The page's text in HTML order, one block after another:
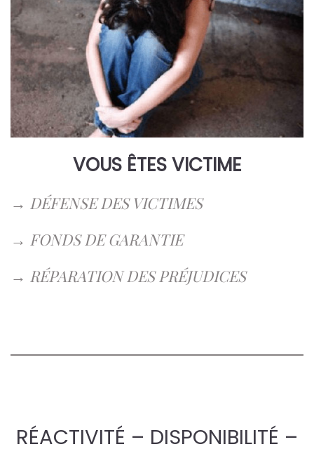
VOUS ÊTES VICTIME
→ DÉFENSE DES VICTIMES
→ FONDS DE GARANTIE
→ RÉPARATION DES PRÉJUDICES
RÉACTIVITÉ – DISPONIBILITÉ –